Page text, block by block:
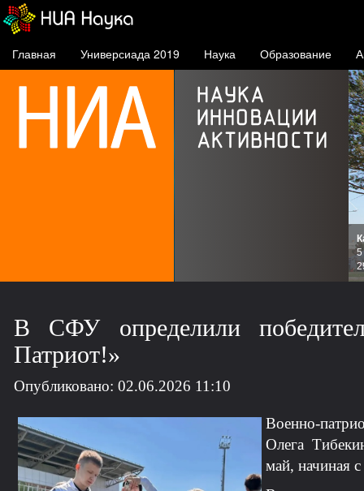
Главная Универсиада 2019 Наука Образование
5
В СФУ определили
Патриот!»
Опубликовано: 02.06.2026 11:10
Военно-
Олега
май, начиная